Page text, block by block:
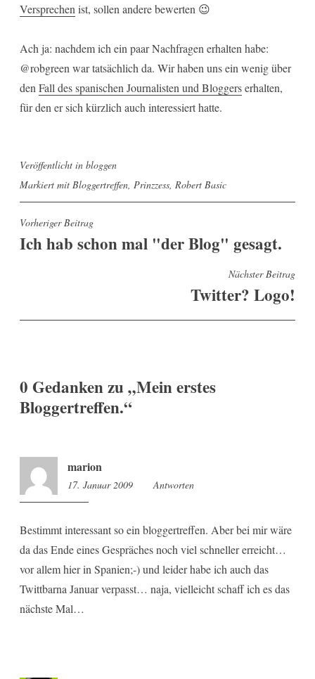
Versprechen ist, sollen andere bewerten 😉
Ach ja: nachdem ich ein paar Nachfragen erhalten habe:
@robgreen war tatsächlich da. Wir haben uns ein wenig über
den Fall des spanischen Journalisten und Bloggerserhalten,
für den er sich kürzlich auch interessiert hatte.
Veröffentlicht in bloggen
Markiert mit Bloggertreffen, Prinzzess, Robert Basic
Beitragsnavigation
Vorheriger Beitrag
Ich hab schon mal "der Blog" gesagt.
Nächster Beitrag
Twitter? Logo!
0 Gedanken zu „Mein erstes
Bloggertreffen.“
marion
17. Januar 2009 19:10
Antworten
Bestimmt interessant so ein bloggertreffen. Aber bei mir wäre
da das Ende eines Gespräches noch viel schneller erreicht…
vor allem hier in Spanien;-) und leider habe ich auch das
Twittbarna Januar verpasst… naja, vielleicht schaff ich es das
nächste Mal…